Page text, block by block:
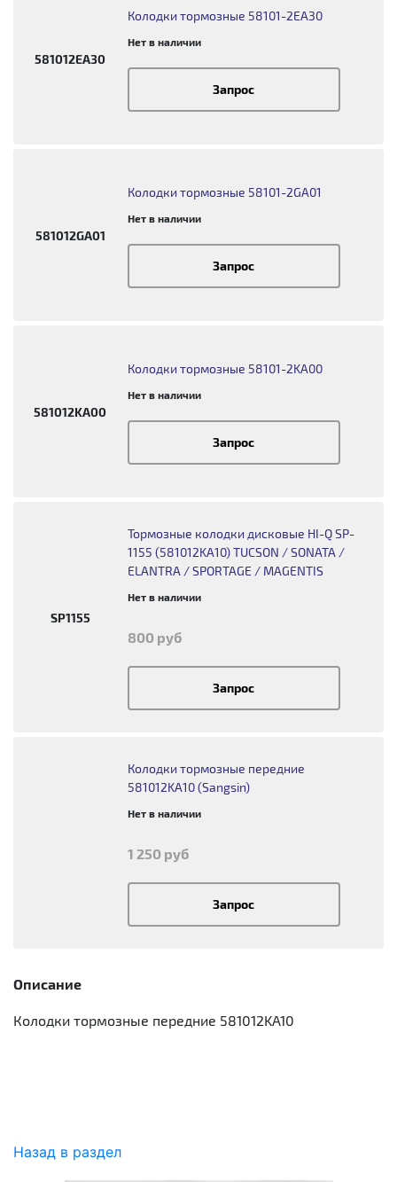
581012EA30
Колодки тормозные 58101-2EA30
Нет в наличии
Запрос
581012GA01
Колодки тормозные 58101-2GA01
Нет в наличии
Запрос
581012KA00
Колодки тормозные 58101-2KA00
Нет в наличии
Запрос
SP1155
Тормозные колодки дисковые HI-Q SP-
1155 (581012KA10) TUCSON / SONATA /
ELANTRA / SPORTAGE / MAGENTIS
Нет в наличии
800 руб
Запрос
Колодки тормозные передние
581012KA10 (Sangsin)
Нет в наличии
1 250 руб
Запрос
Описание
Колодки тормозные передние 581012KA10
Назад в раздел